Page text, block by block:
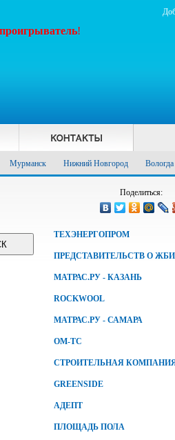
!
Вологда
Нижний Новгород
Мурманск
Поделиться:
ТЕХЭНЕРГОПРОМ
ПРЕДСТАВИТЕЛЬСТВ О ЖБИ
МАТРАС.РУ - КАЗАНЬ
ROCKWOOL
МАТРАС.РУ - САМАРА
ОМ-ТС
СТРОИТЕЛЬНАЯ
GREENSIDE
АДЕПТ
ПЛОЩАДЬ ПОЛА